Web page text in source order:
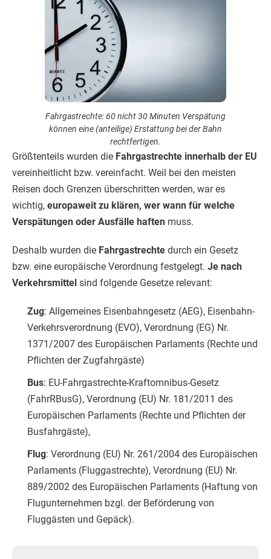
Fahrgastrechte: 60 nicht 30 Minuten Verspätung
können eine (anteilige) Erstattung bei der Bahn
rechtfertigen.
Größtenteils wurden die Fahrgastrechte innerhalb der EU
vereinheitlicht bzw. vereinfacht. Weil bei den meisten
Reisen doch Grenzen überschritten werden, war es
wichtig, europaweit zu klären, wer wann für welche
Verspätungen oder Ausfälle haften muss.
Deshalb wurden die Fahrgastrechte durch ein Gesetz
bzw. eine europäische Verordnung festgelegt. Je nach
Verkehrsmittel sind folgende Gesetze relevant:
Zug: Allgemeines Eisenbahngesetz (AEG), Eisenbahn-
Verkehrsverordnung (EVO), Verordnung (EG) Nr.
1371/2007 des Europäischen Parlaments (Rechte und
Pflichten der Zugfahrgäste)
Bus: EU-Fahrgastrechte-Kraftomnibus-Gesetz
(FahrRBusG), Verordnung (EU) Nr. 181/2011 des
Europäischen Parlaments (Rechte und Pflichten der
Busfahrgäste),
Flug: Verordnung (EU) Nr. 261/2004 des Europäischen
Parlaments (Fluggastrechte), Verordnung (EU) Nr.
889/2002 des Europäischen Parlaments (Haftung von
Flugunternehmen bzgl. der Beförderung von
Fluggästen und Gepäck).